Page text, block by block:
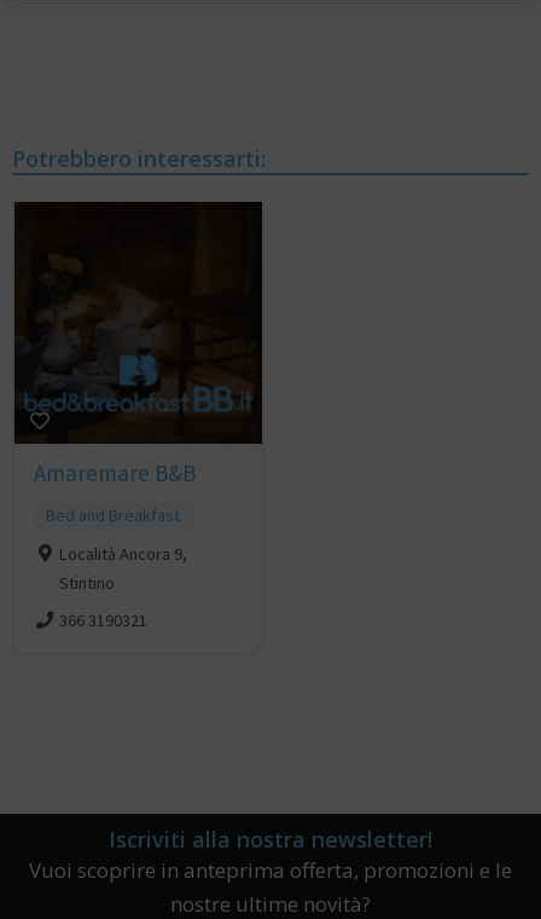
Potrebbero interessarti:
Amaremare B&B
Bed and Breakfast
Località Ancora 9,
Stintino
366 3190321
Iscriviti alla nostra newsletter!
Vuoi scoprire in anteprima offerta, promozioni e le
nostre ultime novità?